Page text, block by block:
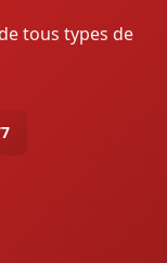
tous types de